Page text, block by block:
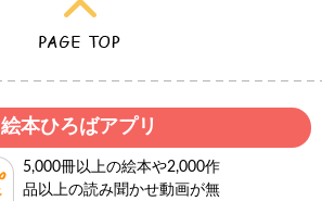
絵本ひろばアプリ
5,000冊以上の絵本や2,000作
品以上の読み聞かせ動画が無